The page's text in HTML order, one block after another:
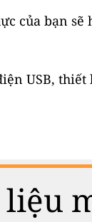
của bạn sẽ
USB, thiết